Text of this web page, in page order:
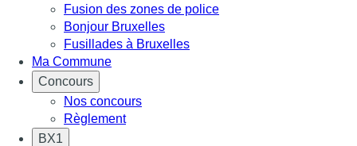
Fusion des zones de police
Bonjour Bruxelles
Fusillades à Bruxelles
Ma Commune
Concours
Nos concours
Règlement
BX1